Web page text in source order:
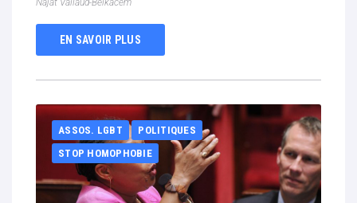
Najat Vallaud-Belkacem
EN SAVOIR PLUS
ASSOS. LGBT
POLITIQUES
STOP HOMOPHOBIE